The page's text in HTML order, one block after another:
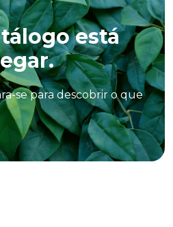
está
se para descobrir o que